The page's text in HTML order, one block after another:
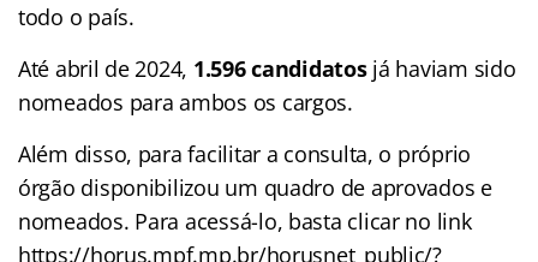
todo o país.
Até abril de 2024, 1.596 candidatosjá haviam sido
nomeados para ambos os cargos.
Além disso, para facilitar a consulta, o próprio
órgão disponibilizou um quadro de aprovados e
nomeados. Para acessá-lo, basta clicar no link
https://horus.mpf.mp.br/horusnet_public/?